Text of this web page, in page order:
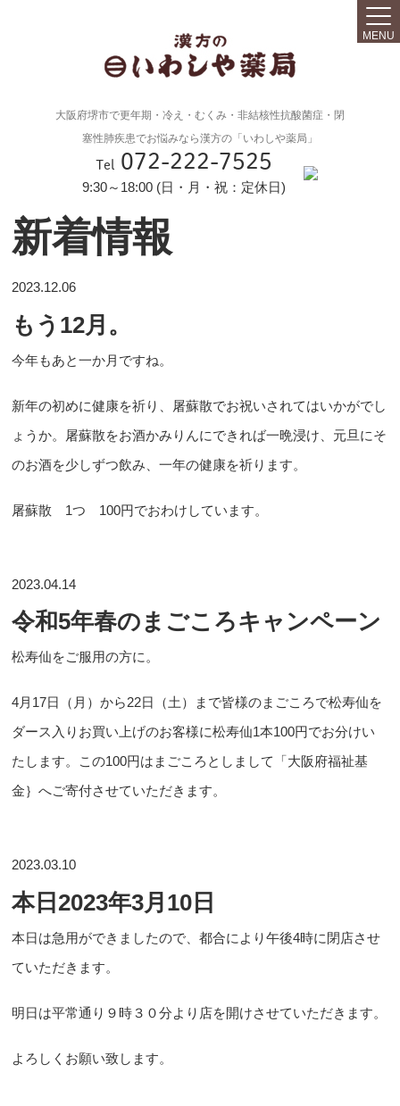
大阪府堺市で更年期・冷え・むくみ・非結核性抗酸菌症・閉
塞性肺疾患でお悩みなら漢方の「いわしや薬局」
Tel 072-222-7525
9:30～18:00 (日・月・祝：定休日)
MENU
新着情報
2023.12.06
もう12月。
今年もあと一か月ですね。
新年の初めに健康を祈り、屠蘇散でお祝いされてはいかがでし
ょうか。屠蘇散をお酒かみりんにできれば一晩浸け、元旦にそ
のお酒を少しずつ飲み、一年の健康を祈ります。
屠蘇散 1つ 100円でおわけしています。
2023.04.14
令和5年春のまごころキャンペーン
松寿仙をご服用の方に。
4月17日（月）から22日（土）まで皆様のまごころで松寿仙を
ダース入りお買い上げのお客様に松寿仙1本100円でお分けい
たします。この100円はまごころとしまして「大阪府福祉基
金｝へご寄付させていただきます。
2023.03.10
本日2023年3月10日
本日は急用ができましたので、都合により午後4時に閉店させ
ていただきます。
明日は平常通り９時３０分より店を開けさせていただきます。
よろしくお願い致します。